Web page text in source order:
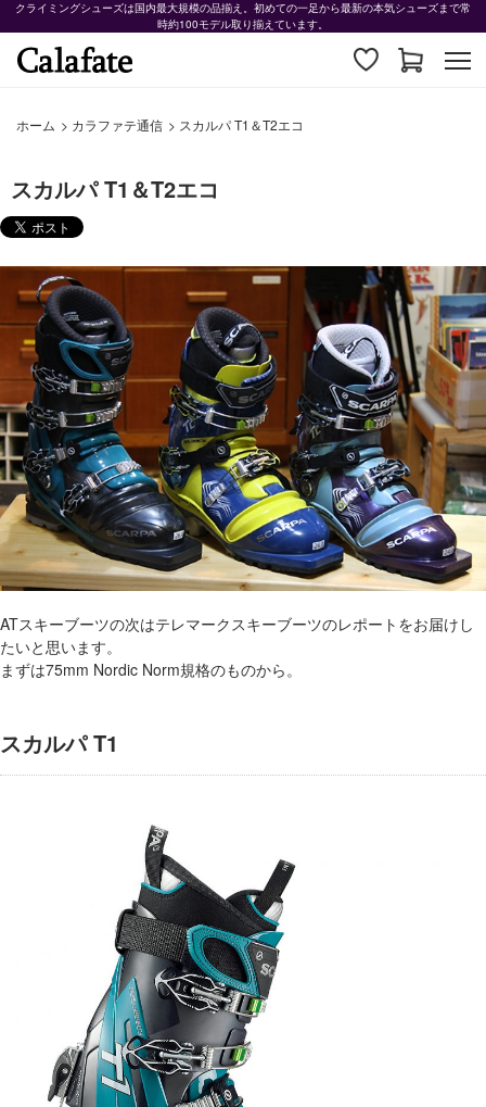
クライミングシューズは国内最大規模の品揃え。初めての一足から最新の本気シューズまで常
時約100モデル取り揃えています。
ホーム > カラファテ通信 > スカルパ T1＆T2エコ
スカルパ T1＆T2エコ
ATスキーブーツの次はテレマークスキーブーツのレポートをお届けし
たいと思います。
まずは75mm Nordic Norm規格のものから。
スカルパ T1